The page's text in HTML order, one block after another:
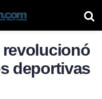
revolucionó
deportivas